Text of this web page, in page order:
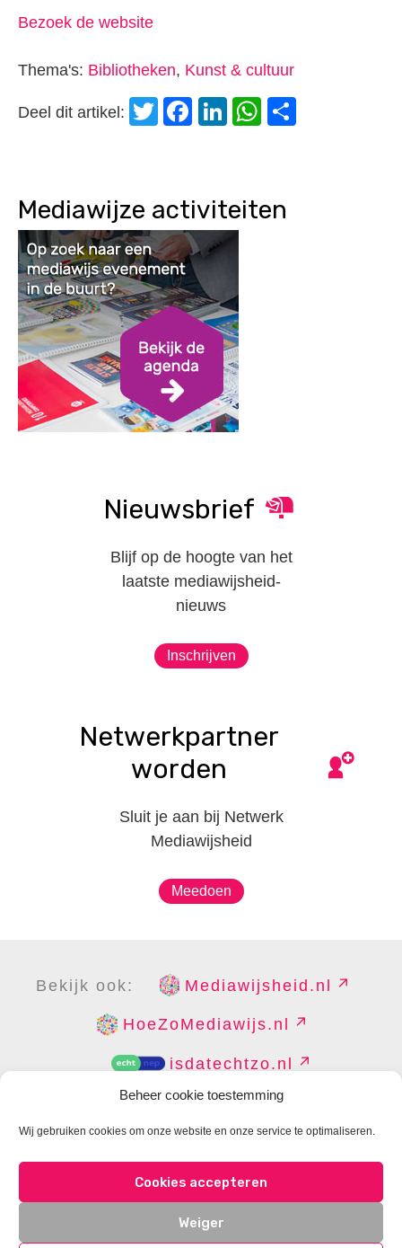
Beheer cookie toestemming
Wij gebruiken cookies om onze website en onze service te optimaliseren.
Cookies accepteren
Weiger
Bezoek de website
Thema's: Bibliotheken, Kunst & cultuur
Deel dit artikel: Twitter
Facebook
LinkedIn
WhatsApp
Mediawijze activiteiten
Nieuwsbrief
Blijf op de hoogte van het
laatste mediawijsheid-
nieuws
Inschrijven
Netwerkpartner
worden
Sluit je aan bij Netwerk
Mediawijsheid
Meedoen
Bekijk ook: Mediawijsheid.nl
HoeZoMediawijs.nl
isdatechtzo.nl
DISCLAIMER PRIVACY
CONTACT
COOKIES BEHEREN